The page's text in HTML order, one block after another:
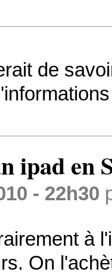
de
ipad en
- 22h30
à
On